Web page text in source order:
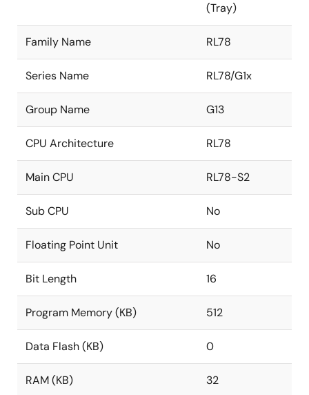
(Tray)
Family Name RL78
Series Name RL78/G1x
Group Name G13
CPU Architecture RL78
Main CPU RL78-S2
Sub CPU No
Floating Point Unit No
Bit Length 16
Program Memory (KB) 512
Data Flash (KB) 0
RAM (KB) 32